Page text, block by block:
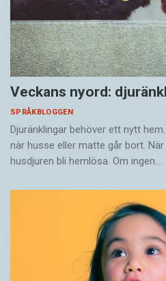
Veckans nyord:
SPRÅKBLOGGEN
Djuränklingar behöver ett nytt
när husse eller matte går bort.
husdjuren bli hemlösa. Om ingen…